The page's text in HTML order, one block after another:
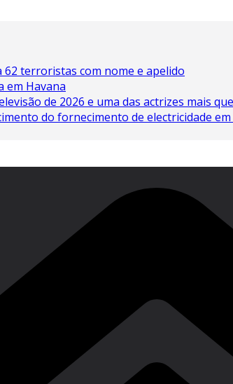
62 terroristas com nome e apelido
em Havana
de 2026 e uma das actrizes mais
do fornecimento de electricidade em